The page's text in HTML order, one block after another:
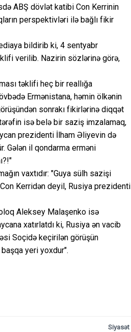
ABŞ dövlət katibi Con Kerrinin
perspektivləri ilə bağlı fikir
bildirib ki, 4 sentyabr
verilib. Nazirin sözlərinə görə,
təklifi heç bir reallığa
Ermənistana, həmin ölkənin
sonrakı fikirlərinə diqqət
isə belə bir saziş imzalamaq,
prezidenti İlham Əliyevin də
Gələn il qondarma erməni
vaxtıdır: "Guya sülh sazişi
Kerridən deyil, Rusiya prezidenti
Aleksey Malaşenko isə
xatırlatdı ki, Rusiya ən vacib
Soçidə keçirilən görüşün
yeri yoxdur".
Siyasət